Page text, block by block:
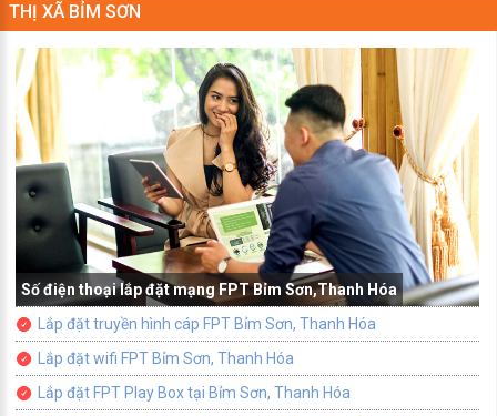
THỊ XÃ BỈM SƠN
Số điện thoại lắp đặt mạng FPT Bỉm Sơn,Thanh Hóa
Lắp đặt truyền hình cáp FPT Bỉm Sơn, Thanh Hóa
Lắp đặt wifi FPT Bỉm Sơn, Thanh Hóa
Lắp đặt FPT Play Box tại Bỉm Sơn, Thanh Hóa